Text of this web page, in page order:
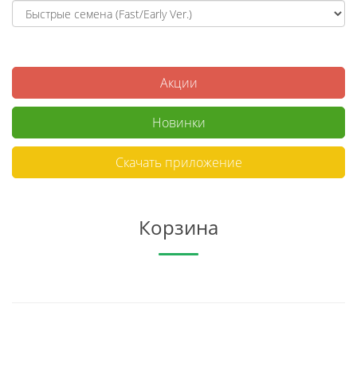
Акции
Новинки
Скачать приложение
Корзина